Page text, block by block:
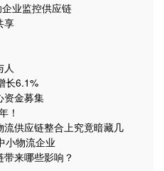
业监控供应链
享
人
长6.1%
资金募集
！
供应链整合上究竟暗藏几
小物流企业
来哪些影响？